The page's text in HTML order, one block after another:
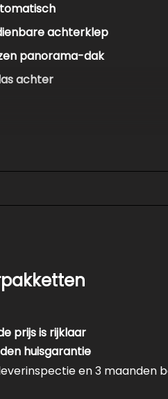
achterklep
panorama-dak
achter
achter
prijs is rijklaar
huisgarantie
en 3 maanden